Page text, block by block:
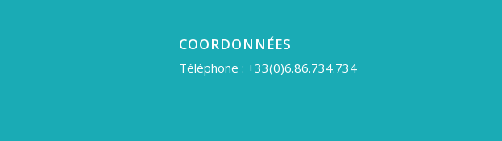
COORDONNÉES
Téléphone : +33(0)6.86.734.734